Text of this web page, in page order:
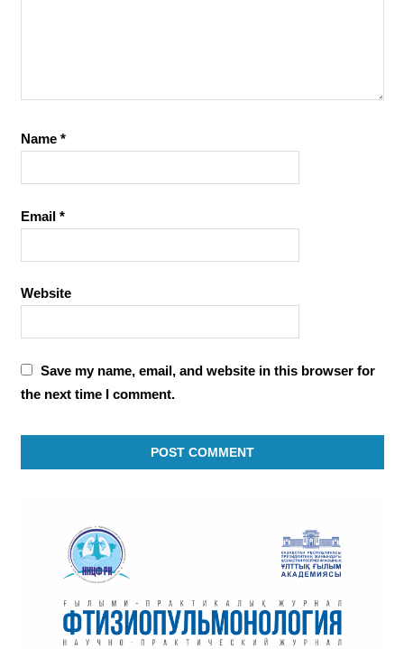
Name *
Email *
Website
Save my name, email, and website in this browser for
the next time I comment.